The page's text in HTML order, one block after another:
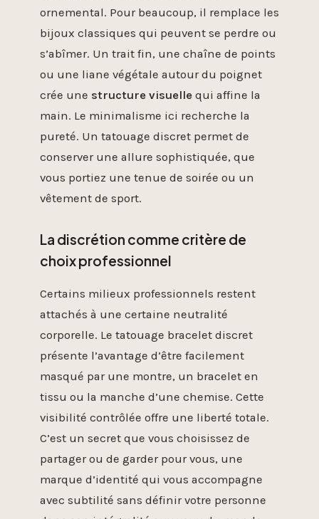
ornemental. Pour beaucoup, il remplace les
bijoux classiques qui peuvent se perdre ou
s’abîmer. Un trait fin, une chaîne de points
ou une liane végétale autour du poignet
crée une structure visuelle qui affine la
main. Le minimalisme ici recherche la
pureté. Un tatouage discret permet de
conserver une allure sophistiquée, que
vous portiez une tenue de soirée ou un
vêtement de sport.
La discrétion comme critère de
choix professionnel
Certains milieux professionnels restent
attachés à une certaine neutralité
corporelle. Le tatouage bracelet discret
présente l’avantage d’être facilement
masqué par une montre, un bracelet en
tissu ou la manche d’une chemise. Cette
visibilité contrôlée offre une liberté totale.
C’est un secret que vous choisissez de
partager ou de garder pour vous, une
marque d’identité qui vous accompagne
avec subtilité sans définir votre personne